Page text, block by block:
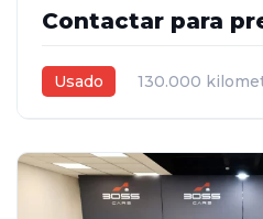
Contactar para
Usado 130.000